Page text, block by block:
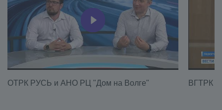
ОТРК РУСЬ и АНО РЦ "Дом на Волге" ВГТРК о